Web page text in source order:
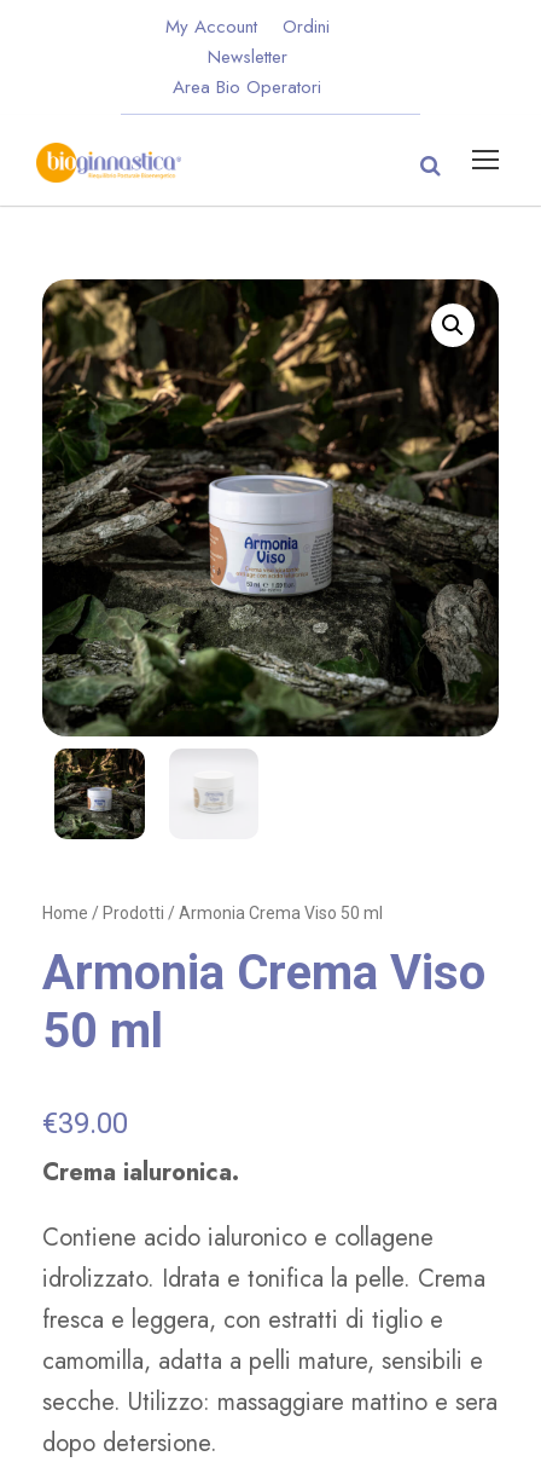
My Account
Ordini
Newsletter
Area Bio Operatori
Home /Prodotti / Armonia Crema Viso 50 ml
Armonia Crema Viso
50 ml
€39.00
Crema ialuronica.
Contiene acido ialuronico e collagene
idrolizzato. Idrata e tonifica la pelle. Crema
fresca e leggera, con estratti di tiglio e
camomilla, adatta a pelli mature, sensibili e
secche. Utilizzo: massaggiare mattino e sera
dopo detersione.